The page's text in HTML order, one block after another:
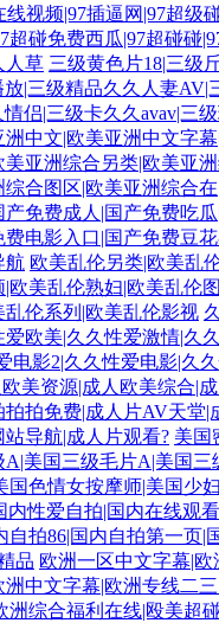
线视频|97插逼网|97超级
超碰免费西瓜|97超碰碰
人草 三级黄色片18|三级
|三级精品久久人妻AV|
侣|三级卡久久avav|三
中文|欧美亚洲中文字
亚洲综合另类|欧美亚
合图区|欧美亚洲综合在
免费成人|国产免费吃
费电影入口|国产免费豆
航 欧美乱伦另类|欧美乱
欧美乱伦熟妇|欧美乱伦
乱伦系列|欧美乱伦影视
欧美|久久性爱激情|久
电影2|久久性爱电影|久
欧美资源|成人欧美综合|
拍免费|成人片AV天堂|
站导航|成人片观看? 美国
A|美国三级毛片A|美国三
国色情女按摩师|美国少
内性爱自拍|国内在线观
自拍86|国内自拍第一页|
品 欧洲一区中文字幕|欧
中文字幕|欧洲专线二
洲综合福利在线|殴美超